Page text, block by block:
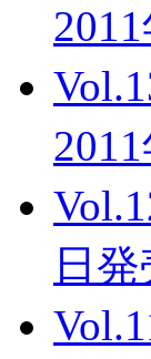
日